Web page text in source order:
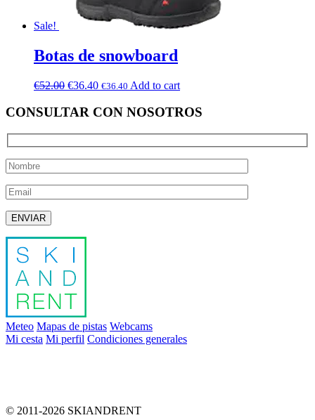
Sale!
Botas de snowboard
€52.00 €36.40 €36.40 Add to cart
CONSULTAR CON NOSOTROS
Deja este campo vacío.
Meteo Mapas de pistas Webcams
Mi cesta Mi perfil Condiciones generales
© 2011-2026 SKIANDRENT